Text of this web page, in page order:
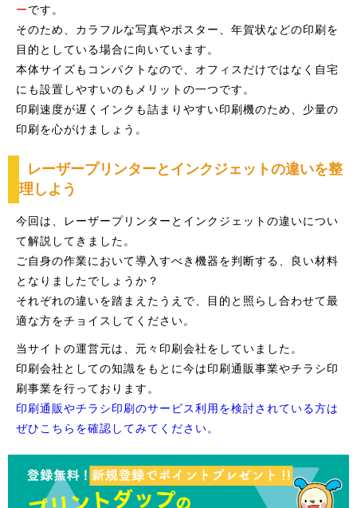
ーです。
そのため、カラフルな写真やポスター、年賀状などの印刷を
目的としている場合に向いています。
本体サイズもコンパクトなので、オフィスだけではなく自宅
にも設置しやすいのもメリットの一つです。
印刷速度が遅くインクも詰まりやすい印刷機のため、少量の
印刷を心がけましょう。
レーザープリンターとインクジェットの違いを整
理しよう
今回は、レーザープリンターとインクジェットの違いについ
て解説してきました。
ご自身の作業において導入すべき機器を判断する、良い材料
となりましたでしょうか？
それぞれの違いを踏まえたうえで、目的と照らし合わせて最
適な方をチョイスしてください。
当サイトの運営元は、元々印刷会社をしていました。
印刷会社としての知識をもとに今は印刷通販事業やチラシ印
刷事業を行っております。
印刷通販やチラシ印刷のサービス利用を検討されている方は
ぜひこちらを確認してみてください。